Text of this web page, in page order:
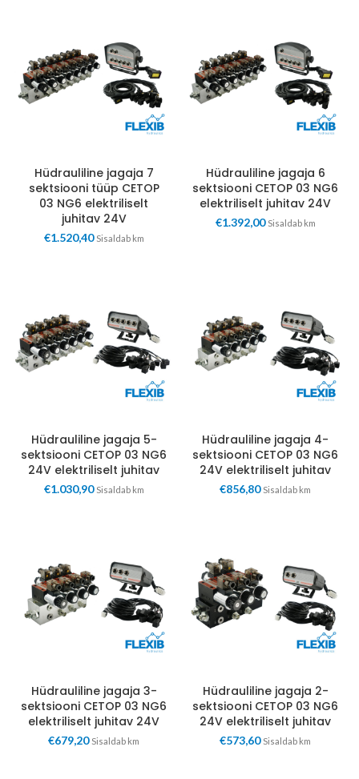
Hüdrauliline jagaja 7
sektsiooni tüüp CETOP
03 NG6 elektriliselt
juhitav 24V
€1.520,40 Sisaldab km
Hüdrauliline jagaja 6
sektsiooni CETOP 03 NG6
elektriliselt juhitav 24V
€1.392,00 Sisaldab km
Hüdrauliline jagaja 5-
sektsiooni CETOP 03 NG6
24V elektriliselt juhitav
€1.030,90 Sisaldab km
Hüdrauliline jagaja 4-
sektsiooni CETOP 03 NG6
24V elektriliselt juhitav
€856,80 Sisaldab km
Hüdrauliline jagaja 3-
sektsiooni CETOP 03 NG6
elektriliselt juhitav 24V
€679,20 Sisaldab km
Hüdrauliline jagaja 2-
sektsiooni CETOP 03 NG6
24V elektriliselt juhitav
€573,60 Sisaldab km